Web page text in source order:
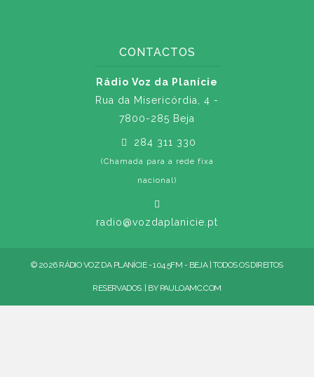
CONTACTOS
Rádio Voz da Planície
Rua da Misericórdia, 4 -
7800-285 Beja
284 311 330
(Chamada para a rede fixa
nacional)
radio@vozdaplanicie.pt
© 2026 RÁDIO VOZ DA PLANÍCIE - 104.5FM - BEJA | TODOS OS DIREITOS
RESERVADOS. | BY PAULOAMC.COM